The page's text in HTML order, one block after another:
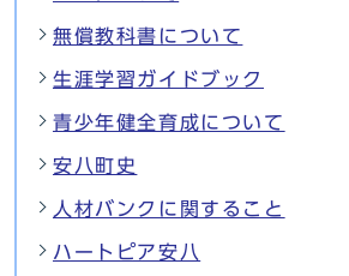
無償教科書について
生涯学習ガイドブック
青少年健全育成について
安八町史
人材バンクに関すること
ハートピア安八